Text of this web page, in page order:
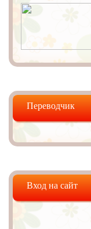
Переводчик
Вход на сайт